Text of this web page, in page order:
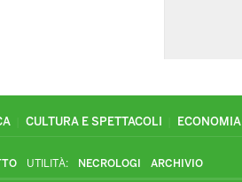
CULTURA E SPETTACOLI ECONOMIA
UTILITÀ: NECROLOGI ARCHIVIO